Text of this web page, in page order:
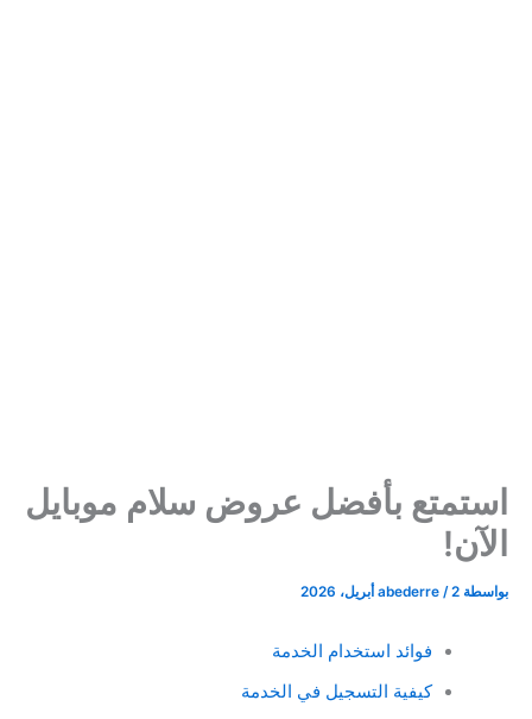
استمتع بأفضل عروض سلام موبايل
الآن!
بواسطة abederre /2 أبريل، 2026
فوائد استخدام الخدمة
كيفية التسجيل في الخدمة